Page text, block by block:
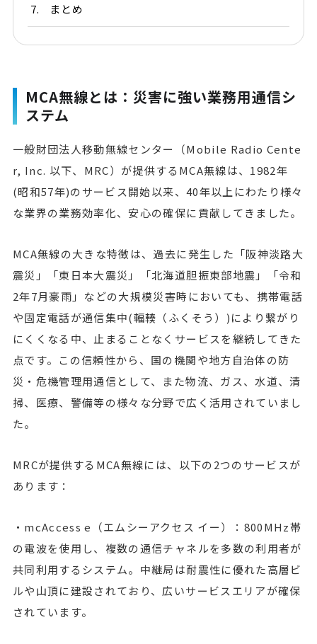
7. まとめ
MCA無線とは：災害に強い業務用通信シ
ステム
一般財団法人移動無線センター（Mobile Radio Cente
r, Inc. 以下、MRC）が提供するMCA無線は、1982年
(昭和57年)のサービス開始以来、40年以上にわたり様々
な業界の業務効率化、安心の確保に貢献してきました。
MCA無線の大きな特徴は、過去に発生した「阪神淡路大
震災」「東日本大震災」「北海道胆振東部地震」「令和
2年7月豪雨」などの大規模災害時においても、携帯電話
や固定電話が通信集中(輻輳（ふくそう）)により繋がり
にくくなる中、止まることなくサービスを継続してきた
点です。この信頼性から、国の機関や地方自治体の防
災・危機管理用通信として、また物流、ガス、水道、清
掃、医療、警備等の様々な分野で広く活用されていまし
た。
MRCが提供するMCA無線には、以下の2つのサービスが
あります：
・mcAccess e（エムシーアクセス イー）：800MHz帯
の電波を使用し、複数の通信チャネルを多数の利用者が
共同利用するシステム。中継局は耐震性に優れた高層ビ
ルや山頂に建設されており、広いサービスエリアが確保
されています。